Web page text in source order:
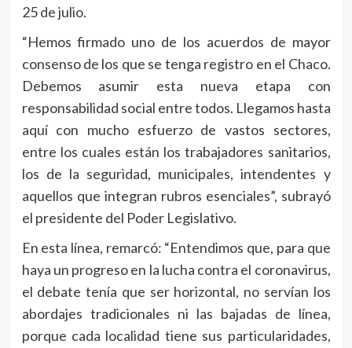
25 de julio.
“Hemos firmado uno de los acuerdos de mayor
consenso de los que se tenga registro en el Chaco.
Debemos asumir esta nueva etapa con
responsabilidad social entre todos. Llegamos hasta
aquí con mucho esfuerzo de vastos sectores,
entre los cuales están los trabajadores sanitarios,
los de la seguridad, municipales, intendentes y
aquellos que integran rubros esenciales”, subrayó
el presidente del Poder Legislativo.
En esta línea, remarcó: “Entendimos que, para que
haya un progreso en la lucha contra el coronavirus,
el debate tenía que ser horizontal, no servían los
abordajes tradicionales ni las bajadas de línea,
porque cada localidad tiene sus particularidades,